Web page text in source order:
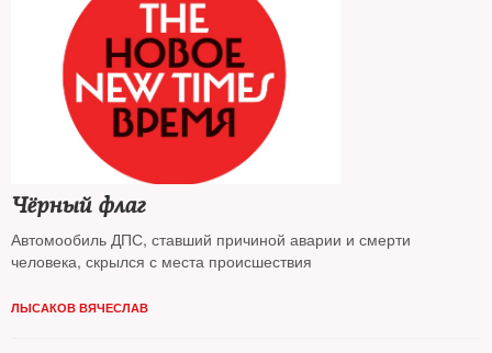
Чёрный флаг
Автомообиль ДПС, ставший причиной аварии и смерти
человека, скрылся с места происшествия
ЛЫСАКОВ ВЯЧЕСЛАВ